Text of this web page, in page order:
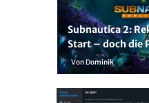
Subnautica 2:
Start – doch die
Von Dominik